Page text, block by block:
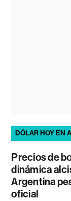
DÓLAR HOY EN
Precios de
dinámica
Argentina
oficial